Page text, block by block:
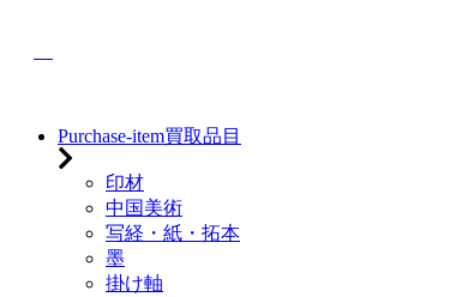
Purchase-item買取品目
印材
中国美術
写経・紙・拓本
墨
掛け軸